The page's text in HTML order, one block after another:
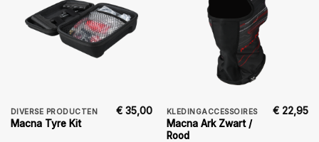
DIVERSE PRODUCTEN
Macna Tyre Kit
€ 35,00 KLEDINGACCESSOIRES
Macna Ark Zwart /
Rood
€ 22,95